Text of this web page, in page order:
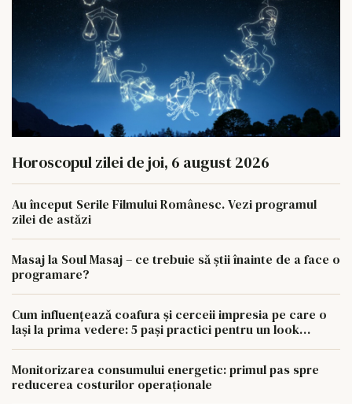
Horoscopul zilei de joi, 6 august 2026
Au început Serile Filmului Românesc. Vezi programul
zilei de astăzi
Masaj la Soul Masaj – ce trebuie să știi înainte de a face o
programare?
Cum influențează coafura și cerceii impresia pe care o
lași la prima vedere: 5 pași practici pentru un look
Monitorizarea consumului energetic: primul pas spre
reducerea costurilor operaționale